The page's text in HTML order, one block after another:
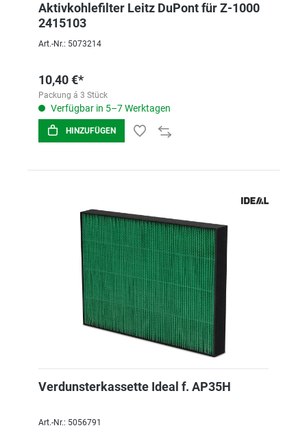
Aktivkohlefilter Leitz DuPont für Z-1000
2415103
Art.-Nr.: 5073214
10,40 €*
Packung á 3 Stück
Verfügbar in 5–7 Werktagen
HINZUFÜGEN
Verdunsterkassette Ideal f. AP35H
Art.-Nr.: 5056791